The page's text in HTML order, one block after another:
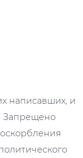
написавших, и
Запрещено